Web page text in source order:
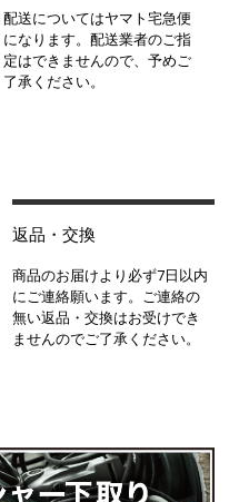
配送についてはヤマト宅急便
になります。配送業者のご指
定はできませんので、予めご
了承ください。
返品・交換
商品のお届けより必ず7日以内
にご連絡願います。ご連絡の
無い返品・交換はお受けでき
ませんのでご了承ください。